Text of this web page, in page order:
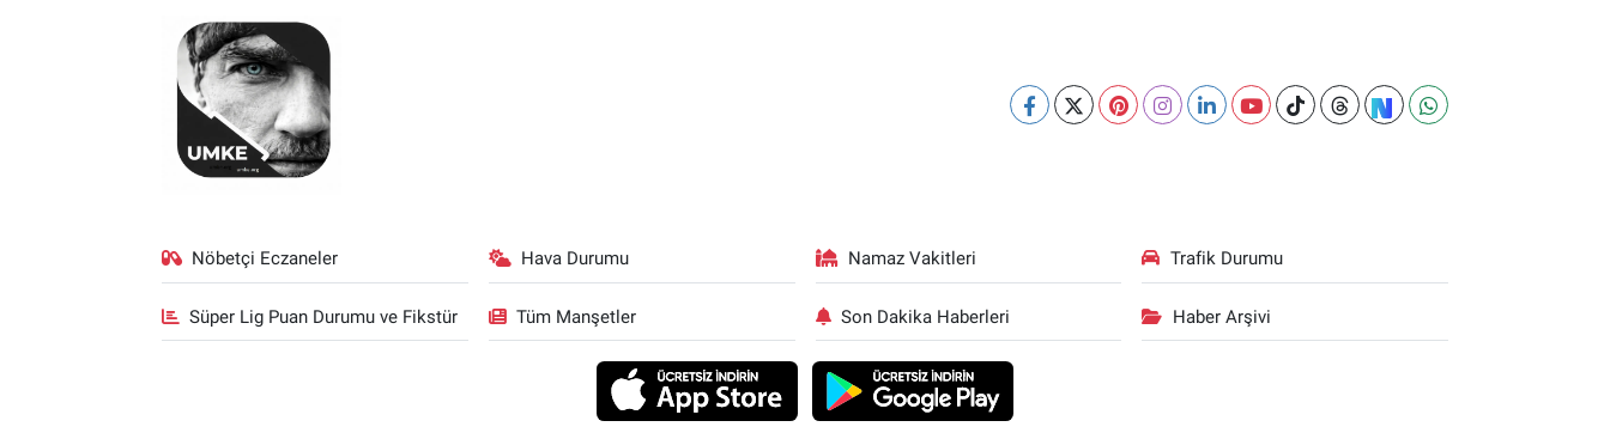
Nöbetçi Eczaneler Hava Durumu Namaz Vakitleri Trafik Durumu
Süper Lig Puan Durumu ve Fikstür Tüm Manşetler Son Dakika Haberleri Haber Arşivi